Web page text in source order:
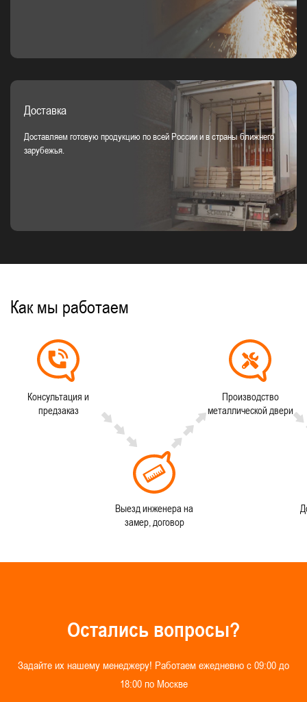
Доставка
Доставляем готовую продукцию по всей России и в страны ближнего
зарубежья.
Как мы работаем
Консультация и
предзаказ
Выезд инженера на
замер, договор
Производство
металлической двери
Остались вопросы?
Задайте их нашему менеджеру! Работаем ежедневно с 09:00 до
18:00 по Москве